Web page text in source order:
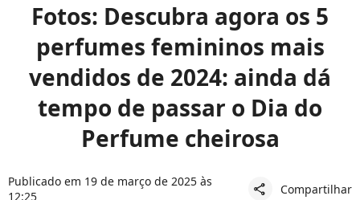
Fotos: Descubra agora os 5
perfumes femininos mais
vendidos de 2024: ainda dá
tempo de passar o Dia do
Perfume cheirosa
Publicado em 19 de março de 2025 às
12:25
share Compartilhar